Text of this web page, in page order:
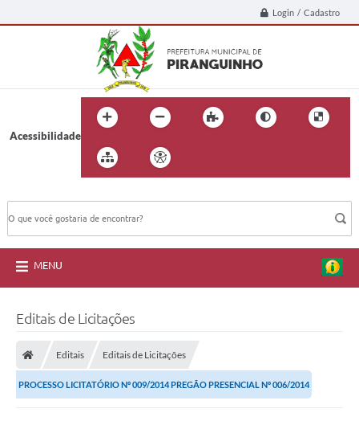
Login / Cadastro
Acessibilidade
MENU
Editais de Licitações
Editais Editais de Licitações
PROCESSO LICITATÓRIO Nº 009/2014 PREGÃO PRESENCIAL Nº 006/2014